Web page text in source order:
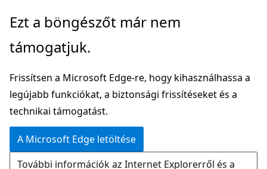
Ugrás
fő
Tovább
oldalon
navigációra
Ezt a böngészőt már nem
támogatjuk.
Frissítsen a Microsoft Edge-re, hogy kihasználhassa a
legújabb funkciókat, a biztonsági frissítéseket és a
technikai támogatást.
A Microsoft Edge letöltése
További információk az Internet Explorerről és a